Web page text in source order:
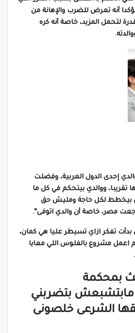
أنه تعرض للضرب والإهانة من
لتحمل المزيد، خاصة أنه كره
إحدى الدول العربية، وفضلت
تقريبا، ووالدي بيتحكم في كل ما
بيخطط لكل حاجة ومليش حق
مصر، خاصة أن والدي اتوفى”.
بدأت تفكر ازاي تسيطر عليا هي كمان،
اعمل مشروع بالفلوس اللي معايا
بمحكمة
مابتشبعش بتضربني
الشرعى خلصونى